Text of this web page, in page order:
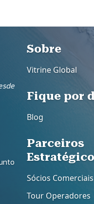
Sobre
Vitrine Global
Fique por
Blog
Parceiros
Sócios Comerciais
Tour Operadores